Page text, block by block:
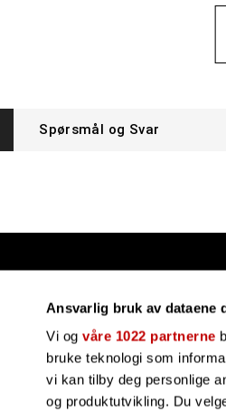
Ansvarlig bruk av dataene
Vi ogvåre 1022 partnerne
bruke teknologi som
vi kan tilby deg personlige
og produktutvikling. Du
Spørsmål og Svar